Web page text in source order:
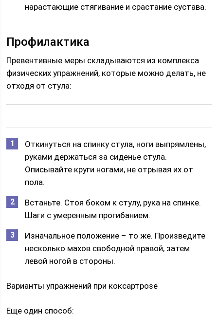
нарастающие стягивание и срастание сустава.
Профилактика
Превентивные меры складываются из комплекса
физических упражнений, которые можно делать, не
отходя от стула:
Откинуться на спинку стула, ноги выпрямлены,
руками держаться за сиденье стула.
Описывайте круги ногами, не отрывая их от
пола.
Встаньте. Стоя боком к стулу, рука на спинке.
Шаги с умеренным прогибанием.
Изначальное положение – то же. Произведите
несколько махов свободной правой, затем
левой ногой в стороны.
Варианты упражнений при коксартрозе
Еще один способ: